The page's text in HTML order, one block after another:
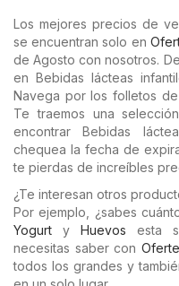
Los mejores precios de
se encuentran solo en
de Agosto con nosotros.
en Bebidas lácteas
Navega por los folletos
Te traemos una
encontrar Bebidas
chequea la fecha de
te pierdas de increíbles
¿Te interesan otros
Por ejemplo, ¿sabes
Yogurt y Huevos esta
necesitas saber con
todos los grandes y